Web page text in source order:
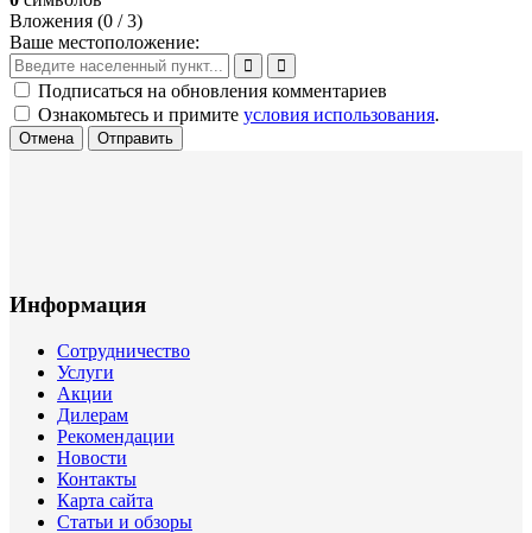
Вложения (0 / 3)
Ваше местоположение:
Подписаться на обновления комментариев
Ознакомьтесь и примите условия использования.
Отмена Отправить
Информация
Сотрудничество
Услуги
Акции
Дилерам
Рекомендации
Новости
Контакты
Карта сайта
Статьи и обзоры